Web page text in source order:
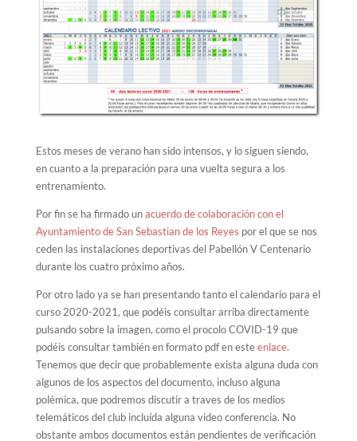
Estos meses de verano han sido intensos, y lo siguen siendo,
en cuanto a la preparación para una vuelta segura a los
entrenamiento.
Por fin se ha firmado unacuerdo de colaboración con el
Ayuntamiento de San Sebastian de los Reyes por el que se nos
ceden las instalaciones deportivas del Pabellón V Centenario
durante los cuatro próximo años.
Por otro lado ya se han presentando tanto el calendario para el
curso 2020-2021, que podéis consultar arriba directamente
pulsando sobre la imagen, como el procolo COVID-19 que
podéis consultar también en formato pdf en esteenlace.
Tenemos que decir que probablemente exista alguna duda con
algunos de los aspectos del documento, incluso alguna
polémica, que podremos discutir a traves de los medios
telemáticos del club incluída alguna video conferencia. No
obstante ambos documentos están pendientes de verificación